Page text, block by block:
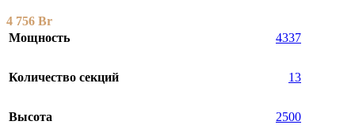
4 756 Br
Мощность
4337
Количество секций 13
Высота 2500